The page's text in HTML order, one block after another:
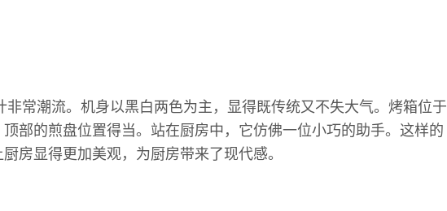
非常潮流。机身以黑白两色为主，显得既传统又不失大气。烤箱位于
部的煎盘位置得当。站在厨房中，它仿佛一位小巧的助手。这样的
房显得更加美观，为厨房带来了现代感。